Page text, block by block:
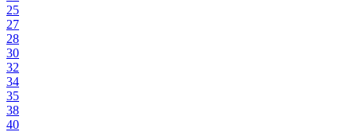
25
27
28
30
32
34
35
38
40